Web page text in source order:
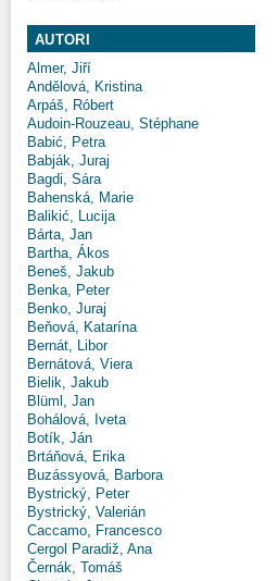
AUTORI
Almer, Jiří
Andělová, Kristina
Arpáš, Róbert
Audoin-Rouzeau, Stéphane
Babić, Petra
Babják, Juraj
Bagdi, Sára
Bahenská, Marie
Balikić, Lucija
Bárta, Jan
Bartha, Ákos
Beneš, Jakub
Benka, Peter
Benko, Juraj
Beňová, Katarína
Bernát, Libor
Bernátová, Viera
Bielik, Jakub
Blüml, Jan
Bohálová, Iveta
Botík, Ján
Brtáňová, Erika
Buzássyová, Barbora
Bystrický, Peter
Bystrický, Valerián
Caccamo, Francesco
Cergol Paradiž, Ana
Černák, Tomáš